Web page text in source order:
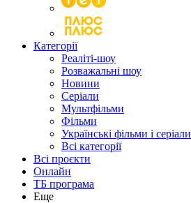
Категорії
Реаліті-шоу
Розважальні шоу
Новини
Серіали
Мультфільми
Фільми
Українські фільми і серіали
Всі категорії
Всі проєкти
Онлайн
ТБ програма
Еще